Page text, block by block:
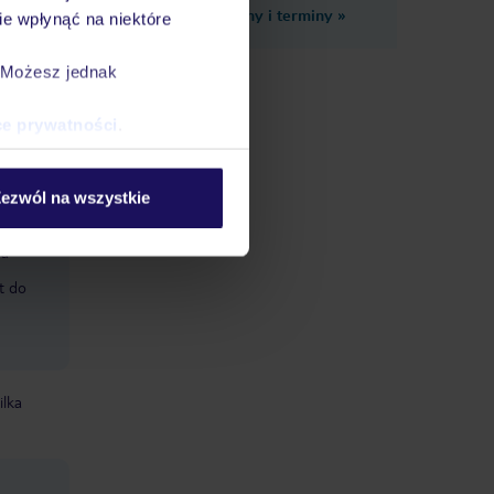
wpłynąć na niektóre
jednak
prywatności
na wszystkie
do
Zobacz inne ceny i terminy »